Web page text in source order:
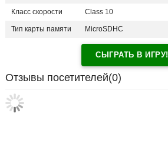
Класс скорости Class 10
Тип карты памяти MicroSDHC
СЫГРАТЬ В ИГРУ!
Отзывы посетителей(0)